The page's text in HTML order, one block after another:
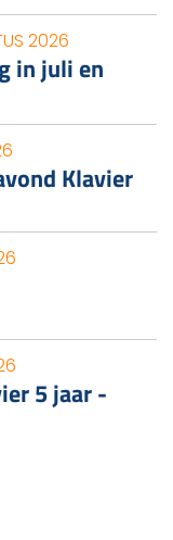
2026
in juli en
Klavier
5 jaar -